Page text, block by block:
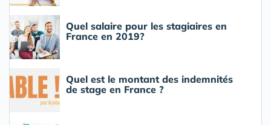
Quel salaire pour les stagiaires en
France en 2019?
Quel est le montant des indemnités
de stage en France ?